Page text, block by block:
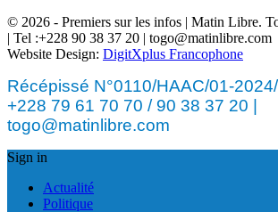
© 2026 - Premiers sur les infos | Matin Libre.
| Tel :+228 90 38 37 20 | togo@matinlibre.com
Website Design: DigitXplus Francophone
Récépissé N°0110/HAAC/01-
+228 79 61 70 70 / 90 38 37 20 |
togo@matinlibre.com
Sign in
Actualité
Politique